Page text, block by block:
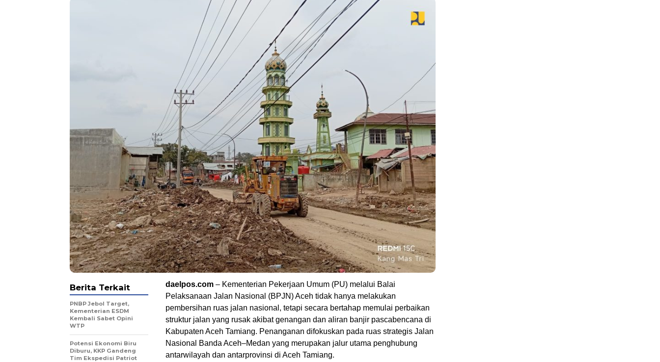
daelpos.com – Kementerian Pekerjaan Umum (PU) melalui Balai
Pelaksanaan Jalan Nasional (BPJN) Aceh tidak hanya melakukan
pembersihan ruas jalan nasional, tetapi secara bertahap memulai perbaikan
struktur jalan yang rusak akibat genangan dan aliran banjir pascabencana di
Kabupaten Aceh Tamiang. Penanganan difokuskan pada ruas strategis Jalan
Nasional Banda Aceh–Medan yang merupakan jalur utama penghubung
antarwilayah dan antarprovinsi di Aceh Tamiang.
Berita Terkait
PNBP Jebol Target,
Kementerian ESDM
Kembali Sabet Opini
WTP
Potensi Ekonomi Biru
Diburu, KKP Gandeng
Tim Ekspedisi Patriot